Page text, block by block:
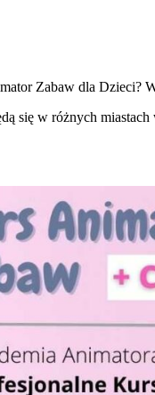
Zabaw dla Dzieci?
się w różnych